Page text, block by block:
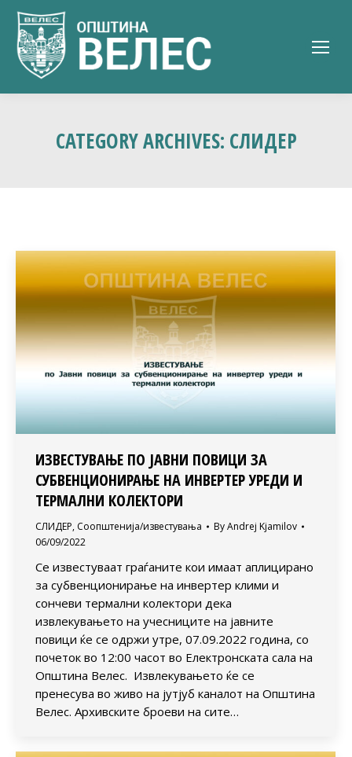
CATEGORY ARCHIVES: СЛИДЕР
ИЗВЕСТУВАЊЕ ПО ЈАВНИ ПОВИЦИ ЗА
СУБВЕНЦИОНИРАЊЕ НА ИНВЕРТЕР УРЕДИ И
ТЕРМАЛНИ КОЛЕКТОРИ
СЛИДЕР, Соопштенија/известувања ByAndrej Kjamilov
06/09/2022
Се известуваат граѓаните кои имаат аплицирано
за субвенционирање на инвертер клими и
сончеви термални колектори дека
извлекувањето на учесниците на јавните
повици ќе се одржи утре, 07.09.2022 година, со
почеток во 12:00 часот во Електронската сала на
Општина Велес. Извлекувањето ќе се
пренесува во живо на јутјуб каналот на Општина
Велес. Архивските броеви на сите…